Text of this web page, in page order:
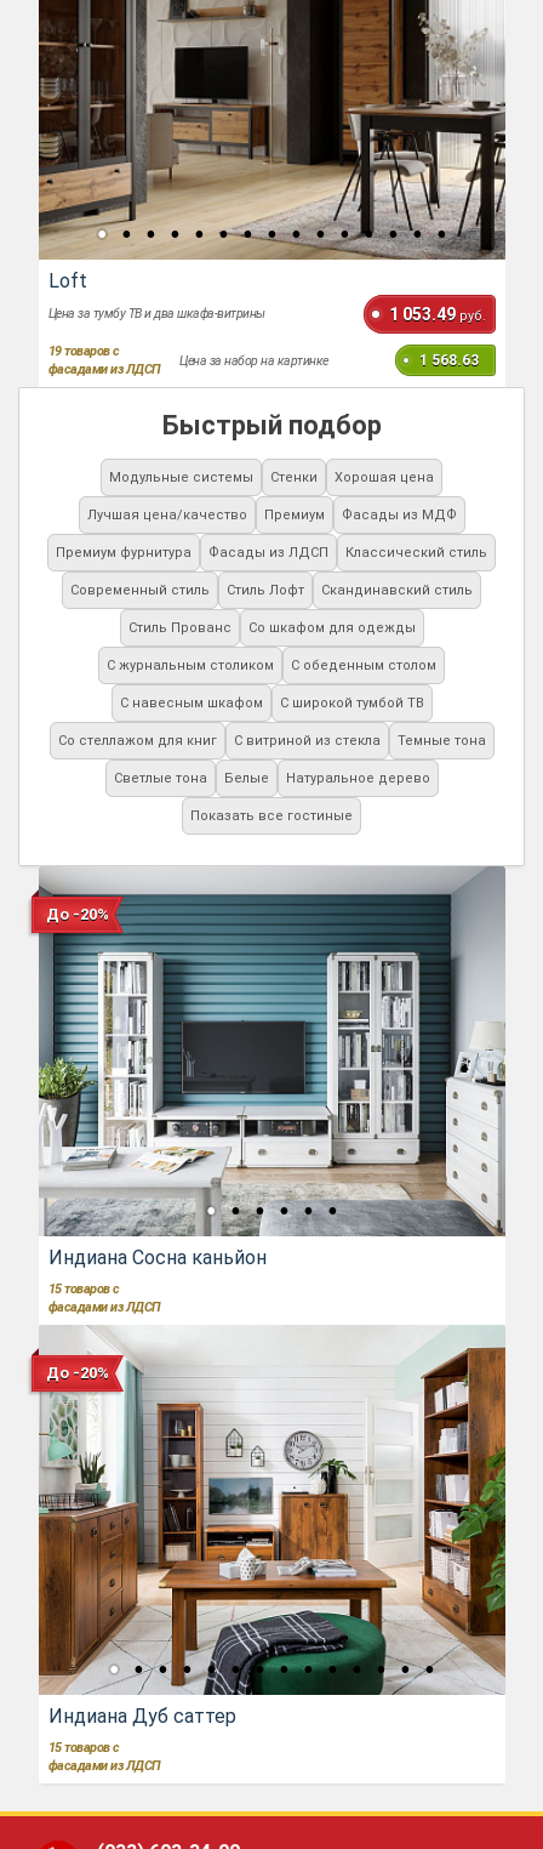
Loft
Цена за тумбу ТВ и два шкафа-витрины 1 053.49 руб.
19товаров с
фасадами из ЛДСП
Цена за набор на картинке 1 568.63
Быстрый подбор
Модульные системы Стенки Хорошая цена
Лучшая цена/качество Премиум Фасады из МДФ
Премиум фурнитура Фасады из ЛДСП Классический стиль
Современный стиль Стиль Лофт Скандинавский стиль
Стиль Прованс Со шкафом для одежды
С журнальным столиком С обеденным столом
С навесным шкафом С широкой тумбой ТВ
Со стеллажом для книг С витриной из стекла Темные тона
Светлые тона Белые Натуральное дерево
Показать все гостиные
До -20%
Индиана Сосна каньйон
15товаров с
фасадами из ЛДСП
До -20%
Индиана Дуб саттер
15товаров с
фасадами из ЛДСП